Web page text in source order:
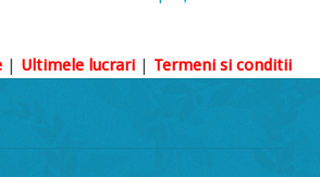
| Ultimele lucrari| Termeni si conditii